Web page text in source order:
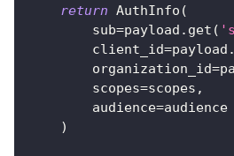
return AuthInfo (
        sub
=payload . get (
        client_id
=payload .
        organization_id
=
        scopes
=scopes ,
        audience
=audience
)